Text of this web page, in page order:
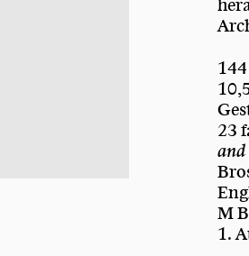
23
and
M
1.